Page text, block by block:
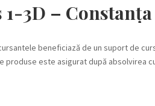
1-3D – Constanța
beneficiază de un suport de
produse este asigurat după absolvirea